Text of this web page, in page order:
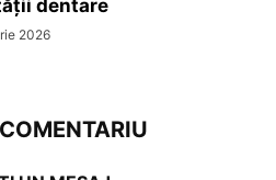
dentare
2026